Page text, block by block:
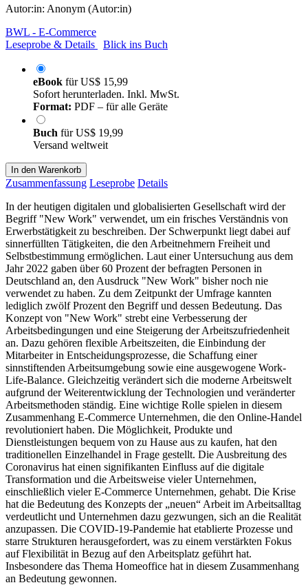
Autor:in: Anonym (Autor:in)
BWL - E-Commerce
Leseprobe & Details
Blick ins Buch
eBook fürUS$ 15,99
Sofort herunterladen. Inkl. MwSt.
Format: PDF – für alle Geräte
Buch fürUS$ 19,99
Versand weltweit
In den Warenkorb
Zusammenfassung Leseprobe Details
In der heutigen digitalen und globalisierten Gesellschaft wird der
Begriff "New Work" verwendet, um ein frisches Verständnis von
Erwerbstätigkeit zu beschreiben. Der Schwerpunkt liegt dabei auf
sinnerfüllten Tätigkeiten, die den Arbeitnehmern Freiheit und
Selbstbestimmung ermöglichen. Laut einer Untersuchung aus dem
Jahr 2022 gaben über 60 Prozent der befragten Personen in
Deutschland an, den Ausdruck "New Work" bisher noch nie
verwendet zu haben. Zu dem Zeitpunkt der Umfrage kannten
lediglich zwölf Prozent den Begriff und dessen Bedeutung. Das
Konzept von "New Work" strebt eine Verbesserung der
Arbeitsbedingungen und eine Steigerung der Arbeitszufriedenheit
an. Dazu gehören flexible Arbeitszeiten, die Einbindung der
Mitarbeiter in Entscheidungsprozesse, die Schaffung einer
sinnstiftenden Arbeitsumgebung sowie eine ausgewogene Work-
Life-Balance. Gleichzeitig verändert sich die moderne Arbeitswelt
aufgrund der Weiterentwicklung der Technologien und veränderter
Arbeitsmethoden ständig. Eine wichtige Rolle spielen in diesem
Zusammenhang E-Commerce Unternehmen, die den Online-Handel
revolutioniert haben. Die Möglichkeit, Produkte und
Dienstleistungen bequem von zu Hause aus zu kaufen, hat den
traditionellen Einzelhandel in Frage gestellt. Die Ausbreitung des
Coronavirus hat einen signifikanten Einfluss auf die digitale
Transformation und die Arbeitsweise vieler Unternehmen,
einschließlich vieler E-Commerce Unternehmen, gehabt. Die Krise
hat die Bedeutung des Konzepts der „neuen“ Arbeit im Arbeitsalltag
verdeutlicht und Unternehmen dazu gezwungen, sich an die Realität
anzupassen. Die COVID-19-Pandemie hat etablierte Prozesse und
starre Strukturen herausgefordert, was zu einem verstärkten Fokus
auf Flexibilität in Bezug auf den Arbeitsplatz geführt hat.
Insbesondere das Thema Homeoffice hat in diesem Zusammenhang
an Bedeutung gewonnen.